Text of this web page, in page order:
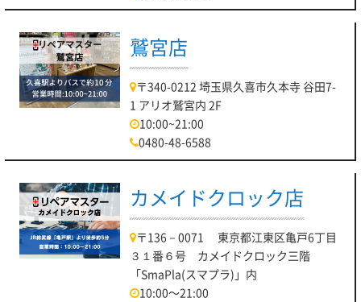
鷲宮店
〒340-0212 埼玉県久喜市久本寺 谷田7-
1 アリオ鷲宮内 2F
10:00~21:00
0480-48-6588
カメイドクロック店
〒136－0071 東京都江東区亀戸6丁目
３１番６号 カメイドクロック三階
「SmaPla(スマプラ)」内
10:00～21:00